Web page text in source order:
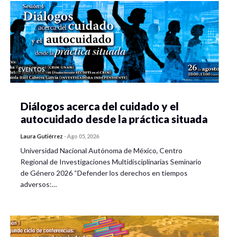
EVENTOS
Diálogos acerca del cuidado y el
autocuidado desde la práctica situada
Laura Gutiérrez -Ago 05, 2026
Universidad Nacional Autónoma de México, Centro
Regional de Investigaciones Multidisciplinarias Seminario
de Género 2026 “Defender los derechos en tiempos
adversos:…